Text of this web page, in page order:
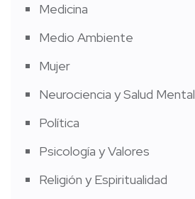
Medicina
Medio Ambiente
Mujer
Neurociencia y Salud Mental
Política
Psicología y Valores
Religión y Espiritualidad